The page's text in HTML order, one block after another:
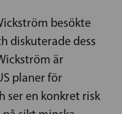
besökte
diskuterade dess
är
planer för
ser en konkret risk